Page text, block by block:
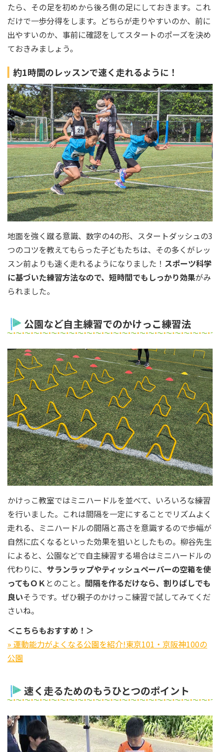
たら、その足を初めから後ろ側の足にしておきます。これ
だけで一歩分得をします。どちらが走りやすいのか、前に
出やすいのか、事前に確認をしてスタートのポーズを決め
ておきみましょう。
約1時間のレッスンで速く走れるように！
地面を強く蹴る意識、数字の4の形、スタートダッシュの3
つのコツを教えてもらった子どもたちは、その多くがレッ
スン前よりも速く走れるようになりました！ スポーツ科学
に基づいた練習方法なので、短時間でもしっかり効果がみ
られました。
公園など自主練習でのかけっこ練習法
かけっこ教室ではミニハードルを並べて、いろいろな練習
を行いました。これは間隔を一定にすることでリズムよく
走れる、ミニハードルの間隔と高さを意識するので歩幅が
自然に広くなるといった効果を狙いとしたもの。柳谷先生
によると、公園などで自主練習する場合はミニハードルの
代わりに、 サランラップやティッシュペーパーの空箱を使
ってもＯＫ とのこと。 間隔を作るだけなら、割りばしでも
良いそうです。ぜひ親子のかけっこ練習で試してみてくだ
さいね。
＜こちらもおすすめ！＞
» 運動能力がよくなる公園を紹介!東京101・京阪神100の
公園
速く走るためのもうひとつのポイント